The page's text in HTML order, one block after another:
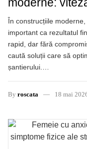
În construcțiile
important ca rezultatul
rapid, dar fără
caută soluții care să
șantierului.…
By roscata 18 mai